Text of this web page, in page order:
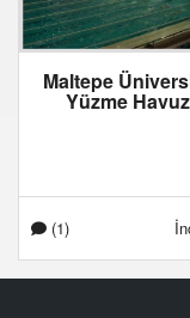
Maltepe
Yüzme
(1)